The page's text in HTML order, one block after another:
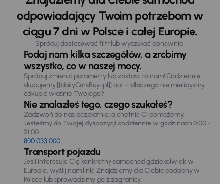
odpowiadający Twoim potrzebom w
ciągu 7 dni w Polsce i całej Europie.
Spróbuj dostosować filtr lub wyszukać ponownie.
Podaj nam kilka szczegółów, a zrobimy
wszystko, co w naszej mocy.
Spróbuj zmienić parametry lub zostaw to nam! Codziennie
skupujemy [[dailyCarsBuy-pl]] aut – dlaczego nie mielibyśmy
odkupić właśnie Twojego?
Nie znalazłeś tego, czego szukałeś?
Zadzwoń do nas bezpłatnie, a chętnie Ci pomożemy.
Jesteśmy do Twojej dyspozycji codziennie w godzinach 8:00 -
21:00
800 033 000
Transport pojazdu
Jeśli interesuje Cię konkretny samochód gdziekolwiek w
Europie, wyślij nam link! Znajdziemy dla Ciebie podobny w
Polsce lub sprowadzimy go z zagranicy.